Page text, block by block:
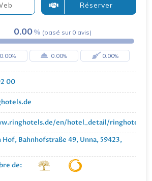
Réserver
0.00 (basé sur 0 avis)
0.00 0.00 0.00
00
en/hotel_detail/ringhotel-
Bahnhofstraße 49, Unna, 59423,
de: